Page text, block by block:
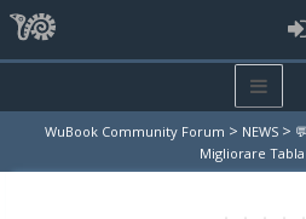
WuBook Community Forum > NEWS >
Migliorare